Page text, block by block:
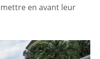
en avant leur